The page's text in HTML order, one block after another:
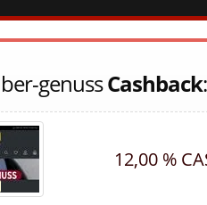
genussCashback:
12,00 %